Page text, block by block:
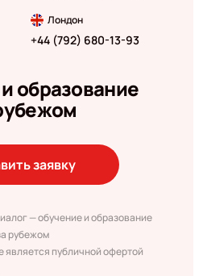
Лондон
+44 (792) 680-13-93
образование
заявку
— обучение и образование
рубежом
публичной офертой